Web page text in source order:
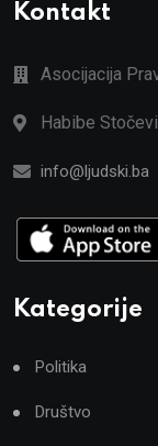
Kontakt
Asocijacija
Habibe
info@ljudski.ba
Kategorije
Politika
Društvo